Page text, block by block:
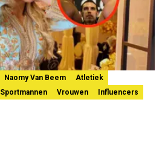
Naomy Van Beem
Atletiek
Sportmannen Vrouwen
Influencers